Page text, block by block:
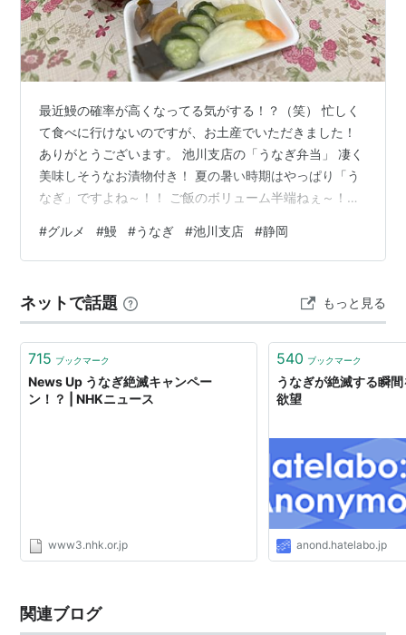
最近鰻の確率が高くなってる気がする！？（笑） 忙しく
て食べに行けないのですが、お土産でいただきました！
ありがとうございます。 池川支店の「うなぎ弁当」 凄く
美味しそうなお漬物付き！ 夏の暑い時期はやっぱり「う
なぎ」ですよね～！！ ご飯のボリューム半端ねぇ～！！
食べきれないと思い、ママさんと半分づついただきまし
たよ！ この量は２人で一つが丁度良い感じですよ！ ２人
#グルメ #鰻 #うなぎ #池川支店 #静岡
ネットで話題 もっと見る
715 ブックマーク
News Up うなぎ絶滅キャンペー
ン！？ | NHKニュース
www3.nhk.or.jp
540 ブックマーク
うなぎが絶滅する瞬
欲望
anond.hatelabo.jp
関連ブログ